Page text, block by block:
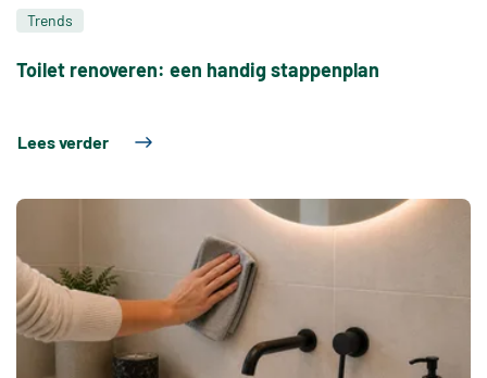
Trends
Toilet renoveren: een handig stappenplan
Lees verder